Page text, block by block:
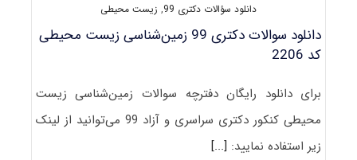
دانلود سؤالات دکتری 99 , زیست محیطی
دانلود سوالات دکتری 99 زمین‌شناسی زیست محیطی
کد 2206
برای دانلود رایگان دفترچه سوالات زمین‌شناسی زیست
محیطی کنکور دکتری سراسری و آزاد 99 می‌توانید از لینک
زیر استفاده نمایید: [...]